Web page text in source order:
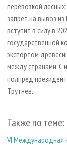
перевозкой
запрет на вывоз
вступит в силу в
государственной
экспортом
между странами. С
полпред
Трутнев.
Также по теме:
VI Международная